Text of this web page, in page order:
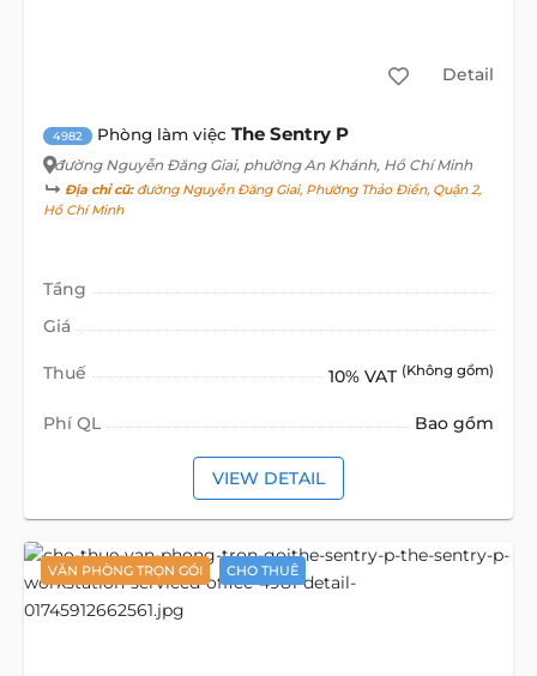
Detail
4982 Phòng làm việc The Sentry P
đường Nguyễn Đăng Giai, phường An Khánh, Hồ Chí Minh
Địa chỉ cũ:đường Nguyễn Đăng Giai, Phường Thảo Điền, Quận 2,
Hồ Chí Minh
Tầng
Giá
Thuế 10% VAT (Không gồm)
Phí QL Bao gồm
VIEW DETAIL
VĂN PHÒNG TRỌN GÓI CHO THUÊ